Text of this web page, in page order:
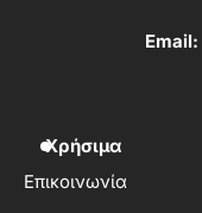
Email:
Χρήσιμα
Επικοινωνία